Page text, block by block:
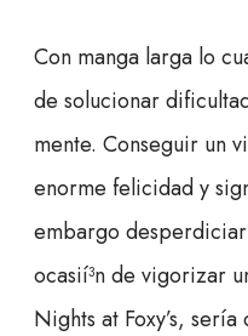
Con manga larga lo
de solucionar
mente. Conseguir un
enorme felicidad y
embargo
ocasií³n de vigorizar
Nights at Foxy’s,